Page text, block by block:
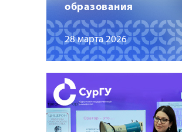
образования
28 марта 2026